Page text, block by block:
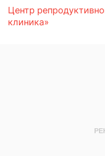
Центр
клиника»